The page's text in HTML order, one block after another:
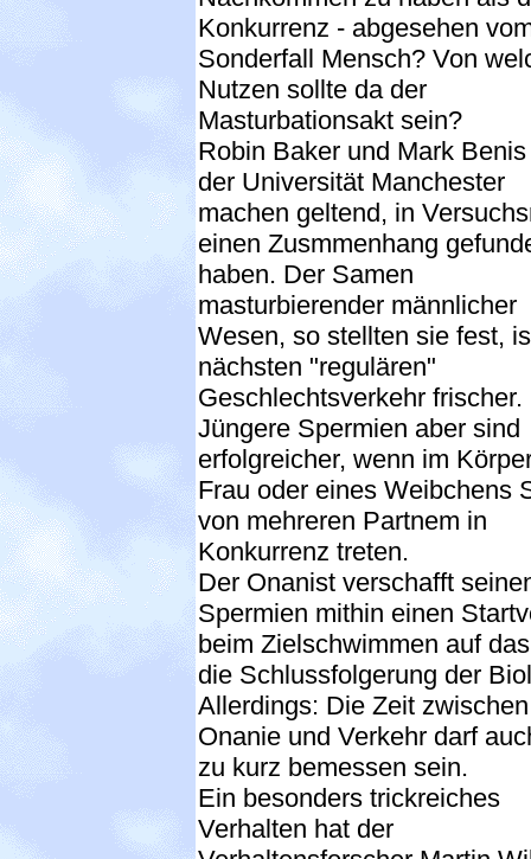
Konkurrenz - abgesehen
Sonderfall Mensch? Von
Nutzen sollte da der
Masturbationsakt sein?
Robin Baker und Mark
der Universität Manchester
machen geltend, in
einen Zusmmenhang
haben. Der Samen
masturbierender männlicher
Wesen, so stellten sie fest,
nächsten "regulären"
Geschlechtsverkehr frischer.
Jüngere Spermien aber sind
erfolgreicher, wenn im
Frau oder eines Weibchens
von mehreren Partnem in
Konkurrenz treten.
Der Onanist verschafft
Spermien mithin einen
beim Zielschwimmen auf
die Schlussfolgerung der
Allerdings: Die Zeit zwischen
Onanie und Verkehr darf
zu kurz bemessen sein.
Ein besonders trickreiches
Verhalten hat der